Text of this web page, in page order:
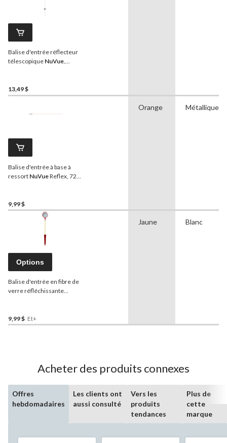
Balise d'entrée réflecteur
télescopique NuVue,
13,49 $
Balise d'entrée à base à
ressort NuVueReflex, 72
9,99 $
Orange Métallique
Options
Balise d'entrée en fibre de
verre réfléchissante
9,99 $ Et+
Jaune Blanc
Acheter des produits connexes
Offres
hebdomadaires
Les clients ont
aussi consulté
Vers les
produits
tendances
Plus de
cette
marque